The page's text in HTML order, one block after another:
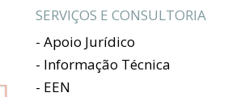
SERVIÇOS E CONSULTORIA
- Apoio Jurídico
- Informação Técnica
- EEN